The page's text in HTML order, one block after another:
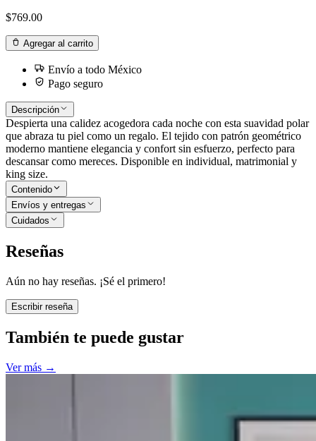
$769.00
Agregar al carrito
Envío a todo México
Pago seguro
Descripción
Despierta una calidez acogedora cada noche con esta suavidad polar
que abraza tu piel como un regalo. El tejido con patrón geométrico
moderno mantiene elegancia y confort sin esfuerzo, perfecto para
descansar como mereces. Disponible en individual, matrimonial y
king size.
Contenido
Envíos y entregas
Cuidados
Reseñas
Aún no hay reseñas. ¡Sé el primero!
Escribir reseña
También te puede gustar
Ver más →